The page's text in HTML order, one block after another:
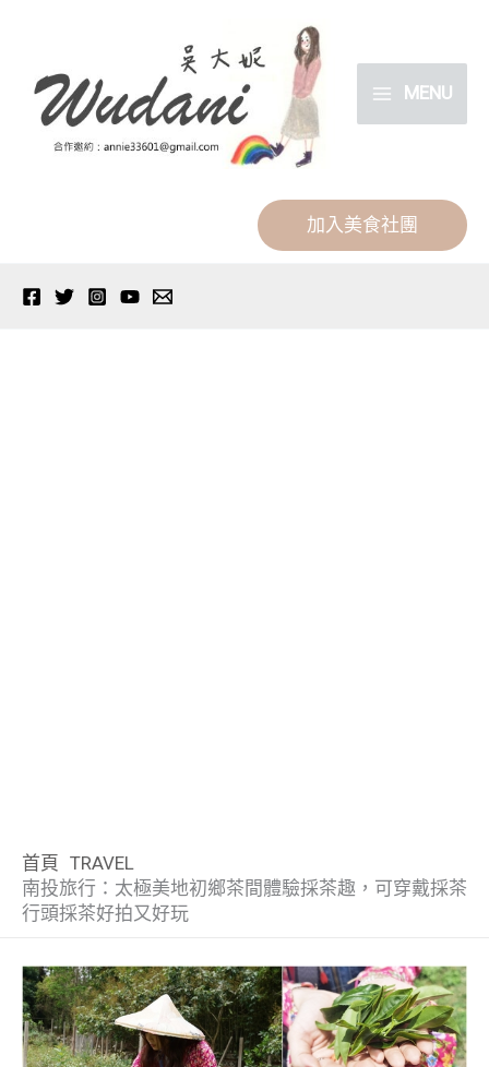
MENU
加入美食社團
首頁 TRAVEL
南投旅行：太極美地初鄉茶間體驗採茶趣，可穿戴採茶
行頭採茶好拍又好玩